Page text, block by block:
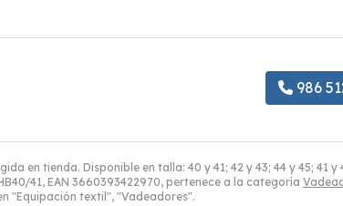
en tienda. Disponible en talla: 40 y 41; 42 y 43; 44 y 45; 41 y
41, EAN 3660393422970, pertenece a la categoría
"Equipación textil", "Vadeadores".
986